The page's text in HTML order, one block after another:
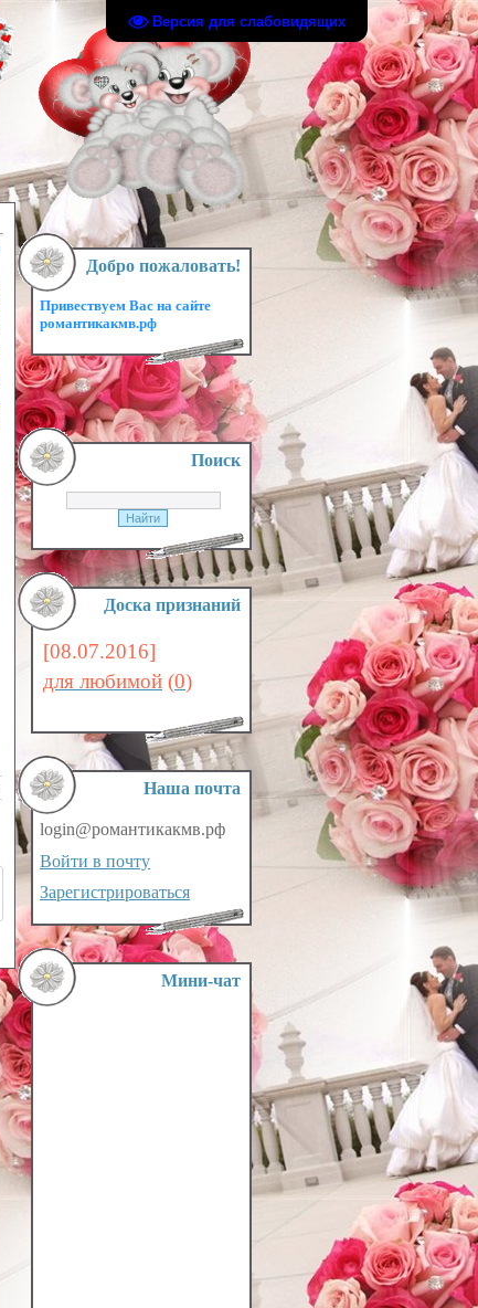
Версия для слабовидящих
Добро пожаловать!
Привествуем Вас на сайте
романтикакмв.рф
Поиск
Доска признаний
[08.07.2016]
для любимой (0)
Наша почта
login@романтикакмв.рф
Войти в почту
Зарегистрироваться
Мини-чат